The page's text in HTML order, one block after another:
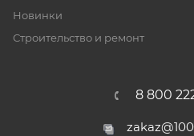
Новинки
Строительство и ремонт
8 800